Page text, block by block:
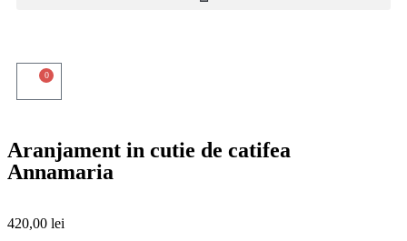
0
Aranjament in cutie de catifea
Annamaria
420,00 lei